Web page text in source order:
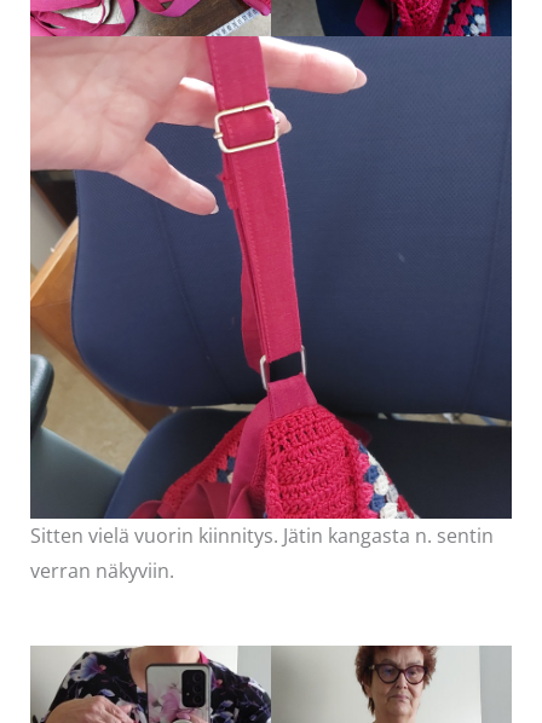
Sitten vielä vuorin kiinnitys. Jätin kangasta n. sentin
verran näkyviin.